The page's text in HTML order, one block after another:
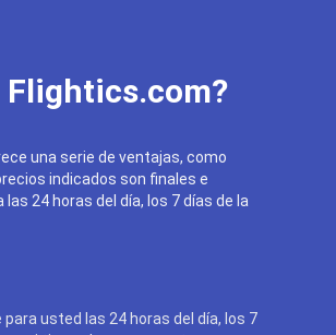
Flightics.com?
una serie de ventajas, como
indicados son finales e
24 horas del día, los 7 días de la
usted las 24 horas del día, los 7